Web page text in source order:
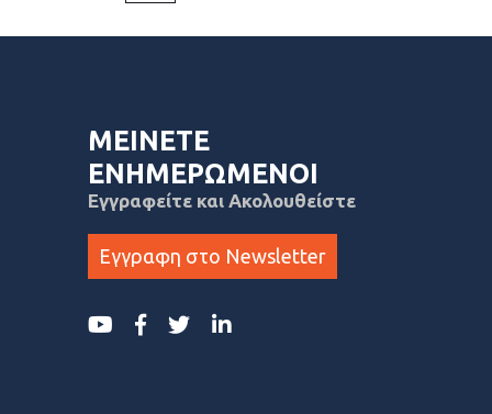
ΜΕΙΝΕΤΕ
ΕΝΗΜΕΡΩΜΕΝΟΙ
Εγγραφείτε και Ακολουθείστε
Εγγραφη στο Newsletter